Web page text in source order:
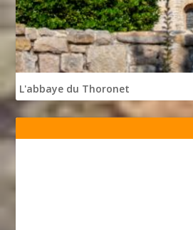
L'abbaye du Thoronet